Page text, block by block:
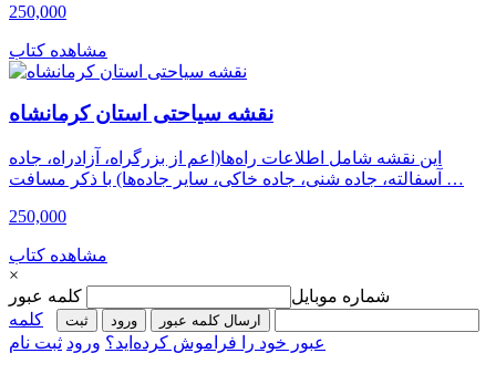
250,000
مشاهده کتاب
نقشه سیاحتی استان کرمانشاه
این نقشه شامل اطلاعات راه‌ها(اعم از بزرگراه، آزادراه، جاده
آسفالته، جاده شنی، جاده خاکی، سایر جاده‌ها) با ذکر مسافت …
250,000
مشاهده کتاب
×
شماره موبایل
کلمه عبور
ارسال کلمه عبور ورود ثبت‌
کلمه
عبور خود را فراموش کرده‌اید؟ ورود ثبت نام